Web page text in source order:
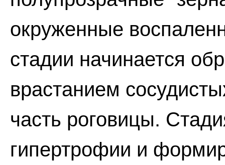
окруженные
стадии начинается
врастанием
часть роговицы.
гипертрофии и